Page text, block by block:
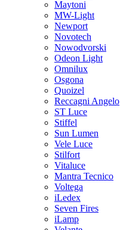
Maytoni
MW-Light
Newport
Novotech
Nowodvorski
Odeon Light
Omnilux
Osgona
Quoizel
Reccagni Angelo
ST Luce
Stiffel
Sun Lumen
Vele Luce
Stilfort
Vitaluce
Mantra Tecnico
Voltega
iLedex
Seven Fires
iLamp